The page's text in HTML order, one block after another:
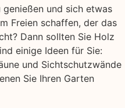
und sich etwas
Freien schaffen, der das
Dann sollten Sie Holz
einige Ideen für Sie:
und Sichtschutzwände
Sie Ihren Garten